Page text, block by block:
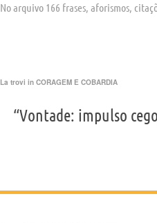
No arquivo 166 frases, aforismos,
La trovi in CORAGEM E COBARDIA
“Vontade: impulso